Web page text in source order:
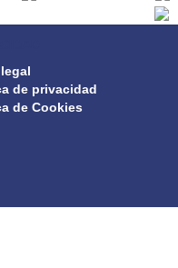
de privacidad
de Cookies